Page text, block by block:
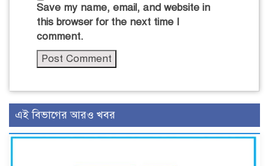
Save my name, email, and website in
this browser for the next time I
comment.
এই বিভাগের আরও খবর